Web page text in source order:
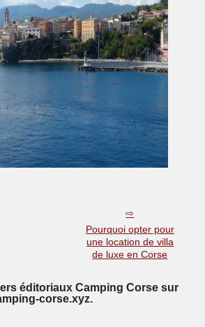
Pourquoi opter pour
une location de villa
de luxe en Corse
éditoriaux Camping Corse sur
corse.xyz.